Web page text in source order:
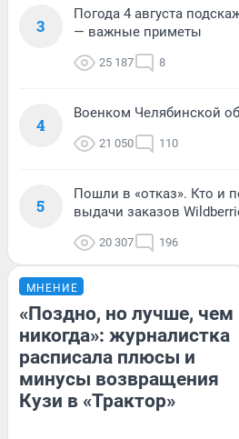
3
Погода 4 августа
— важные приметы
25 187 8
4
Военком Челябинской
21 050 110
5
Пошли в «отказ». Кто и
выдачи заказов
20 307 196
МНЕНИЕ
«Поздно, но лучше, чем
никогда»: журналистка
расписала плюсы и
минусы возвращения
Кузи в «Трактор»